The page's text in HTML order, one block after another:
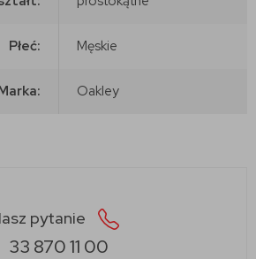
Płeć: Męskie
Oakley
pytanie
33 870 11 00